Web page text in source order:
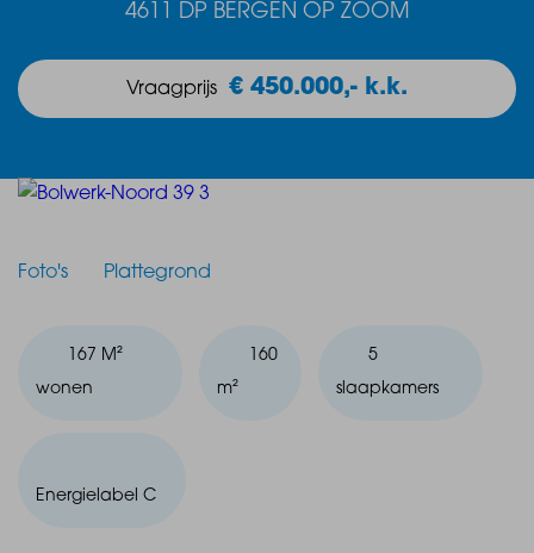
4611 DP BERGEN OP ZOOM
Vraagprijs € 450.000,- k.k.
Foto's Plattegrond
167 M²
wonen
160
m²
5
slaapkamers
Energielabel C